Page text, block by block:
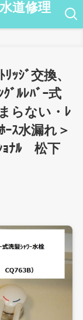
道修理
ｯｼﾞ交換、
ﾞﾙﾚﾊﾞｰ式
らない・ﾚ
ｰｽ水漏れ＞
ﾅﾙ 松下